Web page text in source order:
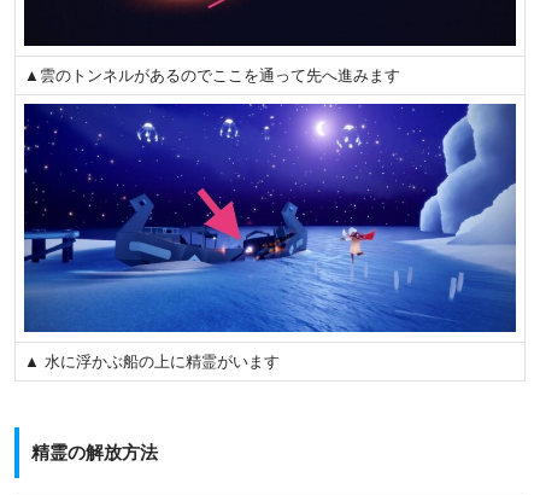
▲雲のトンネルがあるのでここを通って先へ進みます
▲ 水に浮かぶ船の上に精霊がいます
精霊の解放方法